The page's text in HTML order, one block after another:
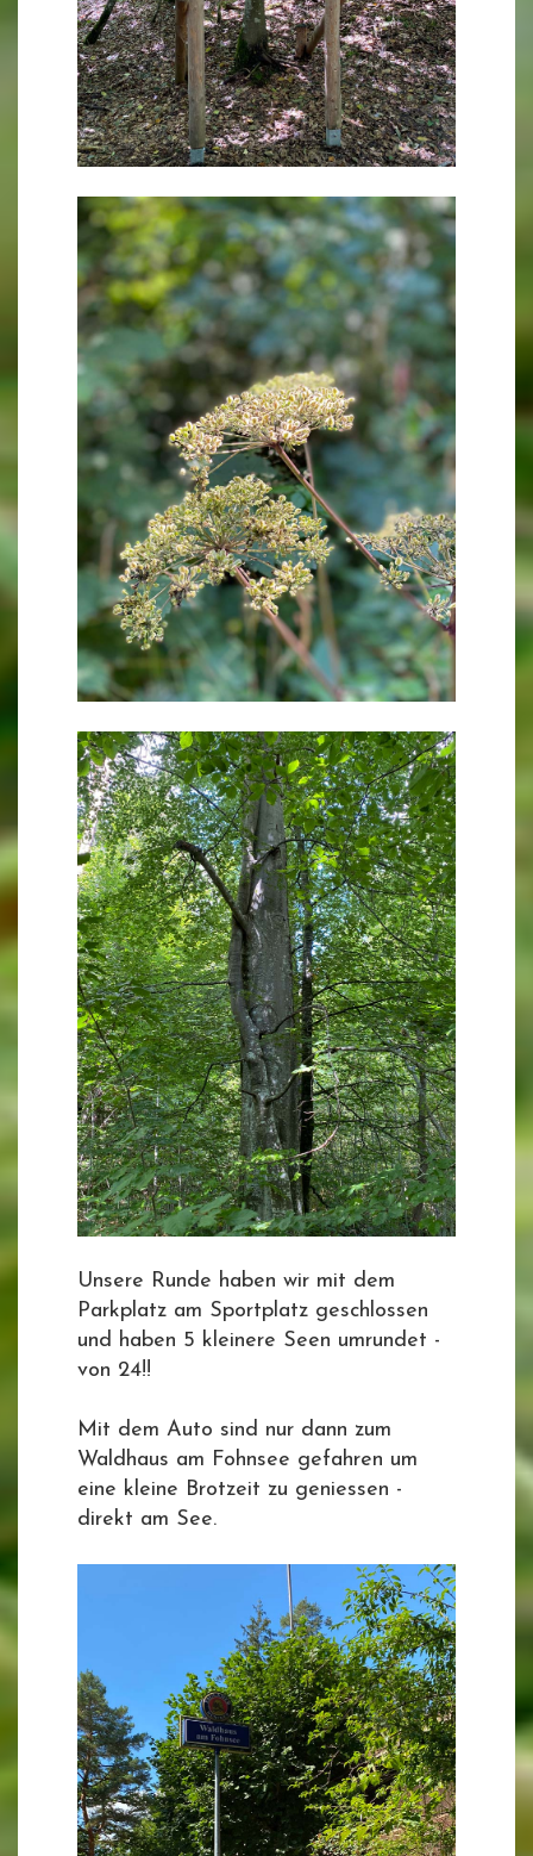
Unsere Runde haben wir mit dem
Parkplatz am Sportplatz geschlossen
und haben 5 kleinere Seen umrundet -
von 24!!
Mit dem Auto sind nur dann zum
Waldhaus am Fohnsee gefahren um
eine kleine Brotzeit zu geniessen -
direkt am See.